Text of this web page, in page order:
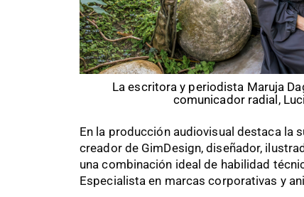
La escritora y periodista Maruja
comunicador radial,
En la producción audiovisual destaca la
creador de GimDesign, diseñador,
una combinación ideal de habilidad
Especialista en marcas corporativas y